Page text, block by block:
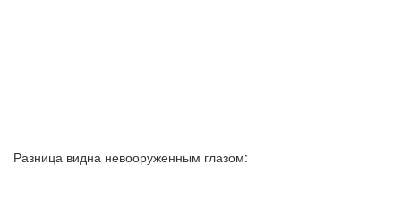
Разница видна невооруженным глазом: